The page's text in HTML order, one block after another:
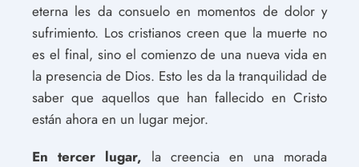
eterna les da consuelo en momentos de dolor y
sufrimiento. Los cristianos creen que la muerte no
es el final, sino el comienzo de una nueva vida en
la presencia de Dios. Esto les da la tranquilidad de
saber que aquellos que han fallecido en Cristo
están ahora en un lugar mejor.
En tercer lugar, la creencia en una morada